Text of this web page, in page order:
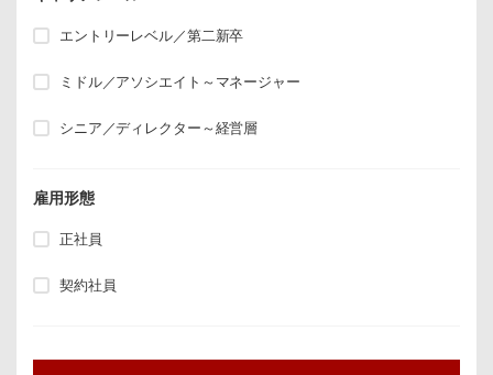
エントリーレベル／第二新卒
ミドル／アソシエイト～マネージャー
シニア／ディレクター～経営層
雇用形態
正社員
契約社員